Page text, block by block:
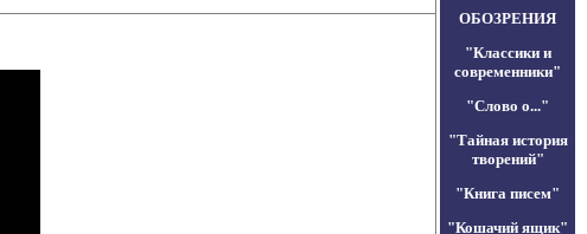
ОБОЗРЕНИЯ
"Классики и
современники"
"Слово о..."
"Тайная история
творений"
"Книга писем"
"Кошачий ящик"